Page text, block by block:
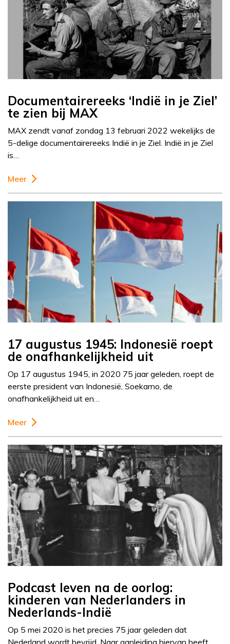
Documentairereeks ‘Indië in je Ziel’
te zien bij MAX
MAX zendt vanaf zondag 13 februari 2022 wekelijks de
5-delige documentairereeks Indië in je Ziel. Indië in je Ziel
is…
Meer
17 augustus 1945: Indonesië roept
de onafhankelijkheid uit
Op 17 augustus 1945, in 2020 75 jaar geleden, roept de
eerste president van Indonesië, Soekarno, de
onafhankelijkheid uit en…
Meer
Podcast leven na de oorlog:
kinderen van Nederlanders in
Nederlands-Indië
Op 5 mei 2020 is het precies 75 jaar geleden dat